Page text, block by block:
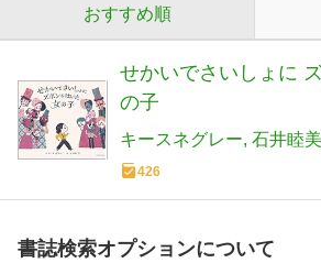
おすすめ順
せかいでさいしょに
の子
キースネグレー 石井睦美
426
書誌検索オプションについて